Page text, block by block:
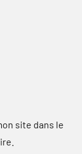
site dans le